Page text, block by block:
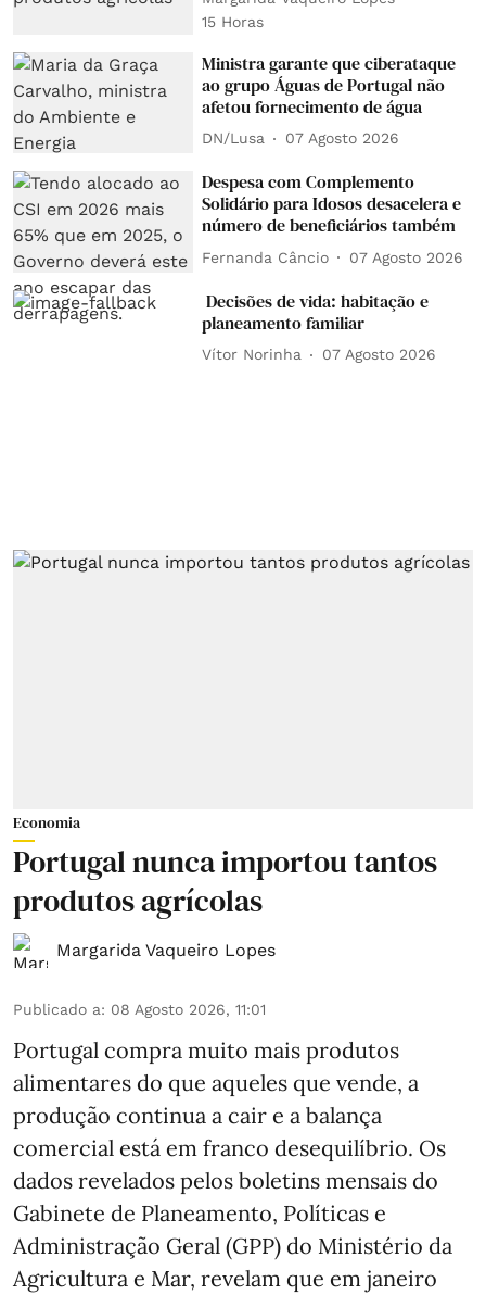
15 Horas
Ministra garante que ciberataque
ao grupo Águas de Portugal não
afetou fornecimento de água
DN/Lusa 07 Agosto 2026
Despesa com Complemento
Solidário para Idosos desacelera e
número de beneficiários também
Fernanda Câncio 07 Agosto 2026
Decisões de vida: habitação e
planeamento familiar
Vítor Norinha 07 Agosto 2026
Economia
Portugal nunca importou tantos
produtos agrícolas
Margarida Vaqueiro Lopes
Publicado a: 08 Agosto 2026, 11:01
Portugal compra muito mais produtos
alimentares do que aqueles que vende, a
produção continua a cair e a balança
comercial está em franco desequilíbrio. Os
dados revelados pelos boletins mensais do
Gabinete de Planeamento, Políticas e
Administração Geral (GPP) do Ministério da
Agricultura e Mar, revelam que em janeiro